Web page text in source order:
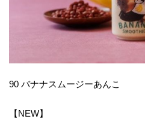
90 バナナスムージーあんこ
【NEW】